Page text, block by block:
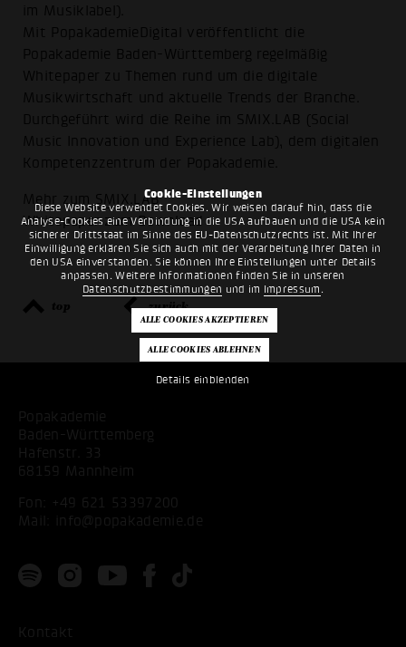
Cookie-Einstellungen
Diese Website verwendet Cookies. Wir weisen darauf hin, dass die
Analyse-Cookies eine Verbindung in die USA aufbauen und die USA kein
sicherer Drittstaat im Sinne des EU-Datenschutzrechts ist. Mit Ihrer
Einwilligung erklären Sie sich auch mit der Verarbeitung Ihrer Daten in
den USA einverstanden. Sie können Ihre Einstellungen unter Details
anpassen. Weitere Informationen finden Sie in unseren
Datenschutzbestimmungen und im Impressum .
Details einblenden
im Musiklabel).
Mit PopakademieDigital veröffentlicht die
Popakademie Baden-Württemberg regelmäßig
Whitepaper zu Themen rund um die digitale
Musikwirtschaft und aktuelle Trends der Branche.
Durchgeführt wird die Reihe im SMIX.LAB (Social
Music Innovation und Experience Lab), dem digitalen
Kompetenzzentrum der Popakademie.
Mehr zum SMIX.LAB
Whitepaper zumDownload
top zurück
Popakademie
Baden-Württemberg
Hafenstr. 33
68159 Mannheim
Fon:
+49 621 53397200
Mail:
info@popakademie.de
Kontakt